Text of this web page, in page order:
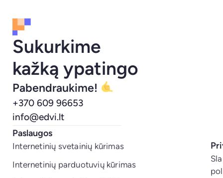
Sukurkime
kažką ypatingo
Pabendraukime!
+370 609 96653
info@edvi.lt
Paslaugos
Internetinių svetainių kūrimas
Internetinių parduotuvių kūrimas